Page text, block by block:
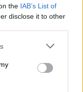
the IAB’s List of
disclose it to other
or more Google
You may click to
party tags to
in below Google
30
έσχες